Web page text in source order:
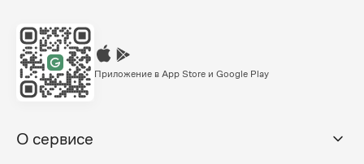
Приложение в App Store и Google Play
О сервисе